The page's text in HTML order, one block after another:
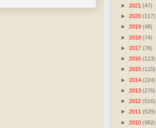
► 2021 (47)
► 2020 (117)
► 2019 (48)
► 2018 (74)
► 2017 (78)
► 2016 (113)
► 2015 (115)
► 2014 (224)
► 2013 (276)
► 2012 (516)
► 2011 (529)
► 2010 (982)